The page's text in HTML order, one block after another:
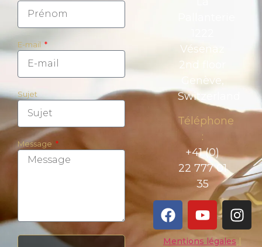
E-mail
Sujet
Message
Vésenaz
2nd floor
Genève,
Switzerland
Téléphone
:
+41 (0)
22 777 01
35
Mentions légales |